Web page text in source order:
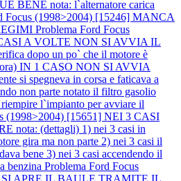
BENE nota: l`alternatore carica
Focus (1998>2004) [15246] MANCA
Problema Ford Focus
A VOLTE NON SI AVVIA IL
dopo un po` che il motore è
ora) IN 1 CASO NON SI AVVIA
si spegneva in corsa e faticava a
non parte notato il filtro gasolio
l`impianto per avviare il
(1998>2004) [15651] NEI 3 CASI
nota: (dettagli) 1) nei 3 casi in
gira ma non parte 2) nei 3 casi il
bene 3) nei 3 casi accendendo il
benzina Problema Ford Focus
SI APRE IL BAULE TRAMITE IL